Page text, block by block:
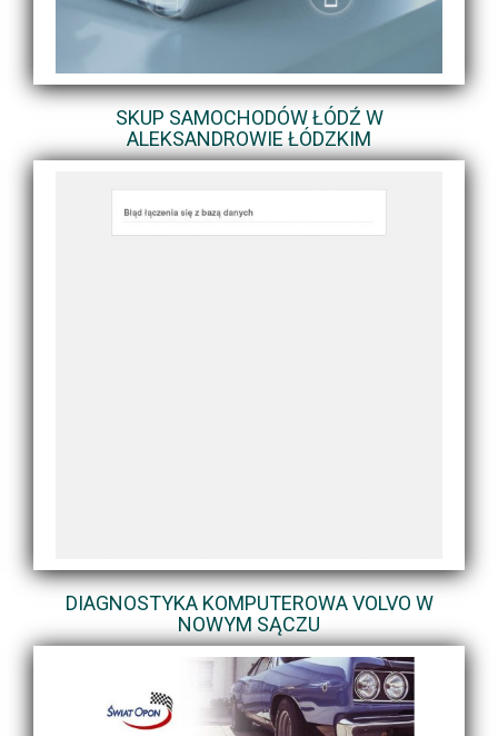
SKUP SAMOCHODÓW ŁÓDŹ W
ALEKSANDROWIE ŁÓDZKIM
DIAGNOSTYKA KOMPUTEROWA VOLVO W
NOWYM SĄCZU